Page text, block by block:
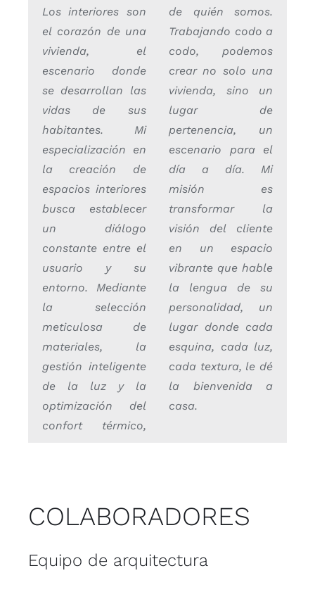
Los interiores son
el corazón de una
vivienda, el
escenario donde
se desarrollan las
vidas de sus
habitantes. Mi
especialización en
la creación de
espacios interiores
busca establecer
un diálogo
constante entre el
usuario y su
entorno. Mediante
la selección
meticulosa de
materiales, la
gestión inteligente
de la luz y la
optimización del
confort térmico,
de quién somos.
Trabajando codo a
codo, podemos
crear no solo una
vivienda, sino un
lugar de
pertenencia, un
escenario para el
día a día. Mi
misión es
transformar la
visión del cliente
en un espacio
vibrante que hable
la lengua de su
personalidad, un
lugar donde cada
esquina, cada luz,
cada textura, le dé
la bienvenida a
casa.
COLABORADORES
Equipo de arquitectura